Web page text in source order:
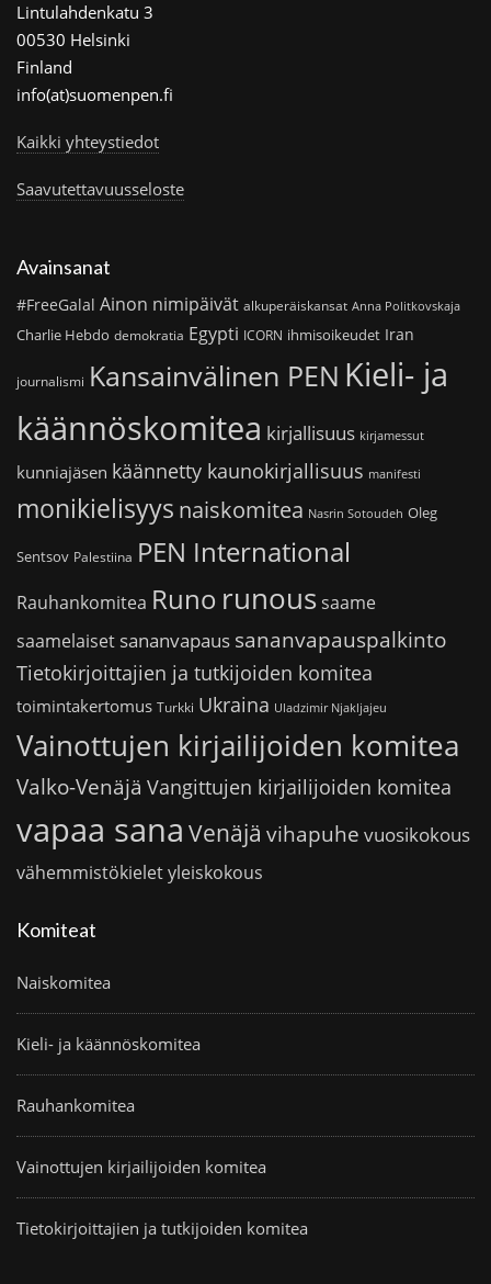
Lintulahdenkatu 3
00530 Helsinki
Finland
info(at)suomenpen.fi
Kaikki yhteystiedot
Saavutettavuusseloste
Avainsanat
#FreeGalal Ainon nimipäivät alkuperäiskansat Anna Politkovskaja
Charlie Hebdo demokratia Egypti ICORN ihmisoikeudet Iran
journalismi Kansainvälinen PEN Kieli- ja
käännöskomitea kirjallisuus kirjamessut
kunniajäsen käännetty kaunokirjallisuus manifesti
monikielisyys naiskomitea Nasrin Sotoudeh Oleg
Sentsov Palestiina PEN International
Rauhankomitea Runo runoussaame
saamelaiset sananvapaus sananvapauspalkinto
Tietokirjoittajien ja tutkijoiden komitea
toimintakertomus Turkki Ukraina Uladzimir Njakljajeu
Vainottujen kirjailijoiden komitea
Valko-Venäjä Vangittujen kirjailijoiden komitea
vapaa sana Venäjä vihapuhe vuosikokous
vähemmistökieletyleiskokous
Komiteat
Naiskomitea
Kieli- ja käännöskomitea
Rauhankomitea
Vainottujen kirjailijoiden komitea
Tietokirjoittajien ja tutkijoiden komitea